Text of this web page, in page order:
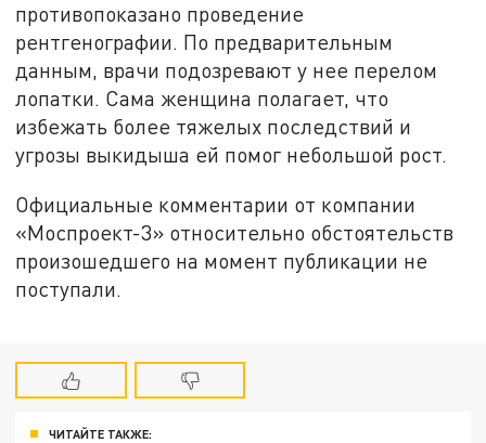
противопоказано проведение
рентгенографии. По предварительным
данным, врачи подозревают у нее перелом
лопатки. Сама женщина полагает, что
избежать более тяжелых последствий и
угрозы выкидыша ей помог небольшой рост.
Официальные комментарии от компании
«Моспроект-3» относительно обстоятельств
произошедшего на момент публикации не
поступали.
ЧИТАЙТЕ ТАКЖЕ: